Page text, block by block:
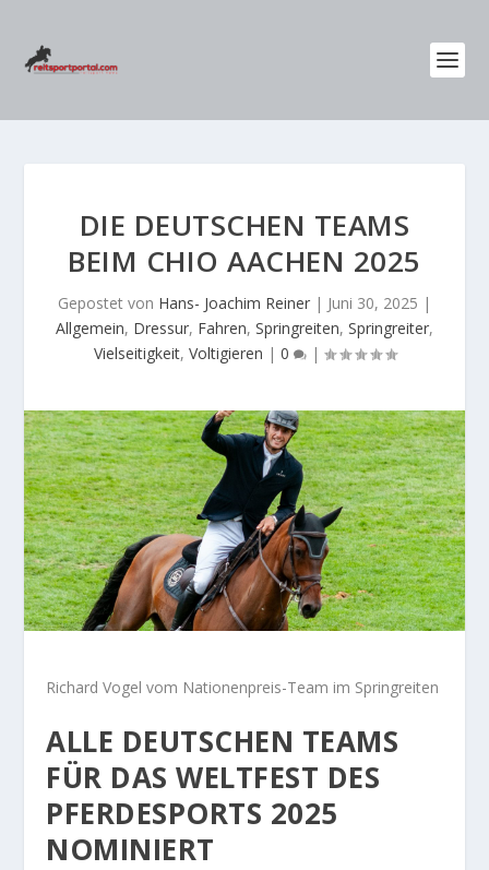
DIE DEUTSCHEN TEAMS
BEIM CHIO AACHEN 2025
Gepostet von Hans- Joachim Reiner | Juni 30, 2025 |
Allgemein, Dressur, Fahren, Springreiten, Springreiter,
Vielseitigkeit, Voltigieren | 0 |
Richard Vogel vom Nationenpreis-Team im Springreiten
ALLE DEUTSCHEN TEAMS
FÜR DAS WELTFEST DES
PFERDESPORTS 2025
NOMINIERT